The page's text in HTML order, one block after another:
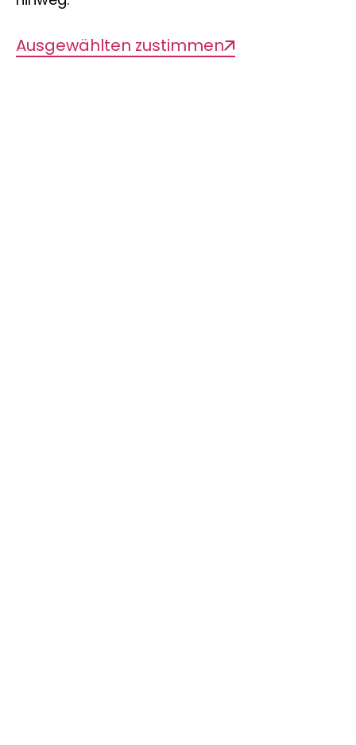
Ausgewählten zustimmen